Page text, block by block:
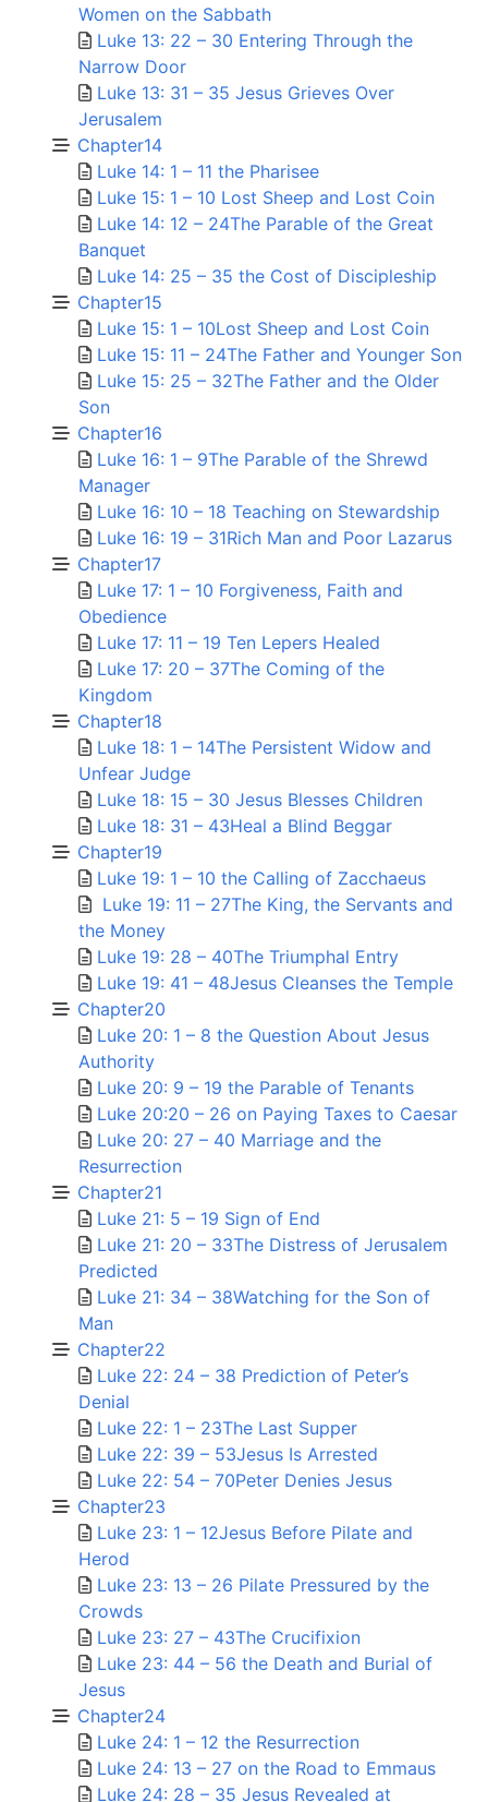
Women on the Sabbath
Luke 13: 22 – 30 Entering Through the
Narrow Door
Luke 13: 31 – 35 Jesus Grieves Over
Jerusalem
Chapter14
Luke 14: 1 – 11 the Pharisee
Luke 15: 1 – 10 Lost Sheep and Lost Coin
Luke 14: 12 – 24The Parable of the Great
Banquet
Luke 14: 25 – 35 the Cost of Discipleship
Chapter15
Luke 15: 1 – 10Lost Sheep and Lost Coin
Luke 15: 11 – 24The Father and Younger Son
Luke 15: 25 – 32The Father and the Older
Son
Chapter16
Luke 16: 1 – 9The Parable of the Shrewd
Manager
Luke 16: 10 – 18 Teaching on Stewardship
Luke 16: 19 – 31Rich Man and Poor Lazarus
Chapter17
Luke 17: 1 – 10 Forgiveness, Faith and
Obedience
Luke 17: 11 – 19 Ten Lepers Healed
Luke 17: 20 – 37The Coming of the
Kingdom
Chapter18
Luke 18: 1 – 14The Persistent Widow and
Unfear Judge
Luke 18: 15 – 30 Jesus Blesses Children
Luke 18: 31 – 43Heal a Blind Beggar
Chapter19
Luke 19: 1 – 10 the Calling of Zacchaeus
Luke 19: 11 – 27The King, the Servants and
the Money
Luke 19: 28 – 40The Triumphal Entry
Luke 19: 41 – 48Jesus Cleanses the Temple
Chapter20
Luke 20: 1 – 8 the Question About Jesus
Authority
Luke 20: 9 – 19 the Parable of Tenants
Luke 20:20 – 26 on Paying Taxes to Caesar
Luke 20: 27 – 40 Marriage and the
Resurrection
Chapter21
Luke 21: 5 – 19 Sign of End
Luke 21: 20 – 33The Distress of Jerusalem
Predicted
Luke 21: 34 – 38Watching for the Son of
Man
Chapter22
Luke 22: 24 – 38 Prediction of Peter’s
Denial
Luke 22: 1 – 23The Last Supper
Luke 22: 39 – 53Jesus Is Arrested
Luke 22: 54 – 70Peter Denies Jesus
Chapter23
Luke 23: 1 – 12Jesus Before Pilate and
Herod
Luke 23: 13 – 26 Pilate Pressured by the
Crowds
Luke 23: 27 – 43The Crucifixion
Luke 23: 44 – 56 the Death and Burial of
Jesus
Chapter24
Luke 24: 1 – 12 the Resurrection
Luke 24: 13 – 27 on the Road to Emmaus
Luke 24: 28 – 35 Jesus Revealed at